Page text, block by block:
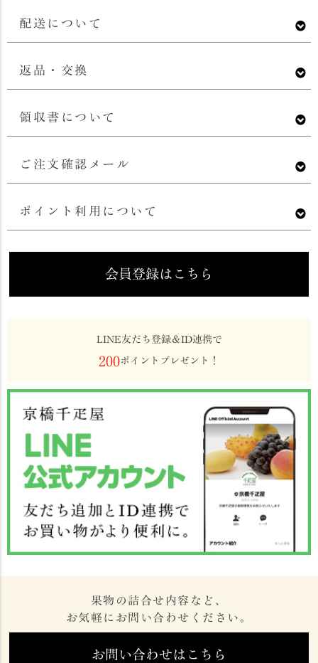
配送について
返品・交換
領収書について
ご注文確認メール
ポイント利用について
会員登録はこちら
LINE友だち登録＆ID連携で
200ポイントプレゼント！
果物の詰合せ内容など、
お気軽にお問い合わせください。
お問い合わせはこちら